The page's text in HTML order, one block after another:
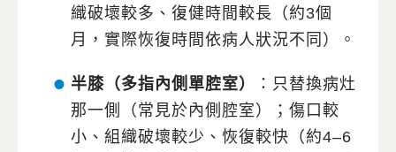
織破壞較多、復健時間較長（約3個
月，實際恢復時間依病人狀況不同）。
半膝（多指內側單腔室）
：只替換病灶
那一側（常見於內側腔室）；傷口較
小、組織破壞較少、恢復較快（約4–6